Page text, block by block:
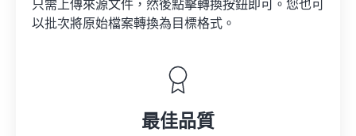
只需上傳來源文件，然後點擊轉換按鈕即可。您也可
以批次將原始檔案轉換為目標格式。
最佳品質